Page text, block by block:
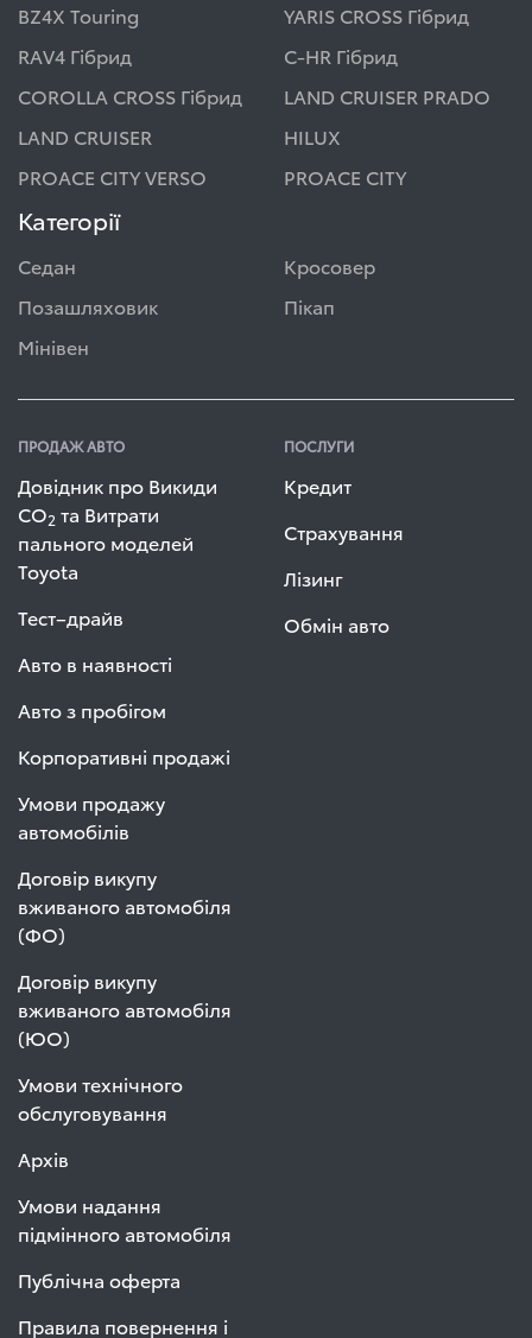
BZ4X Touring
YARIS CROSS Гібрид
RAV4 Гібрид
C-HR Гібрид
COROLLA CROSS Гібрид
LAND CRUISER PRADO
LAND CRUISER
HILUX
PROACE CITY VERSO
PROACE CITY
Категорії
Седан
Кросовер
Позашляховик
Пікап
Мінівен
ПРОДАЖ АВТО
Довідник про Викиди
СО2 та Витрати
пального моделей
Toyota
Тест–драйв
Авто в наявності
Авто з пробігом
Корпоративні продажі
Умови продажу
автомобілів
Договір викупу
вживаного автомобіля
(ФО)
Договір викупу
вживаного автомобіля
(ЮО)
Умови технічного
обслуговування
Архів
Умови надання
підмінного автомобіля
Публічна оферта
Правила повернення і
ПОСЛУГИ
Кредит
Страхування
Лізинг
Обмін авто